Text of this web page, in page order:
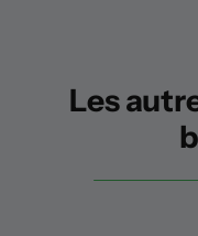
Les